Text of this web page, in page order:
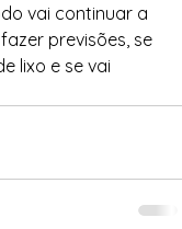
vai continuar a
previsões, se
lixo e se vai